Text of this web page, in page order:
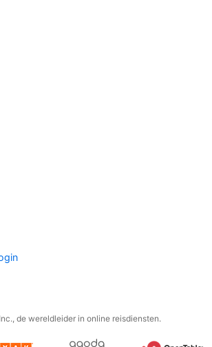
de wereldleider in online reisdiensten.